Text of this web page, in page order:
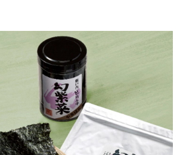
あの駅この駅
おのえきTIMES
岡山育ちのアイスバー
せとうちの果実 清涼飲料水
雑貨シリーズ
するジャージー 瀬戸田レモン
蒜山ショコラ
から探す
タグ・キーワードから探す
第15回 未来へつなぐ人
化 第13回 せとうちの海を育む山々
Urara
SAKU美SAKU楽
SETOUCHI TRAIN
La Malle de Bois
ABOUT
JR岡山の地域共生
るさとおこしプロジェクトとは
活動内容